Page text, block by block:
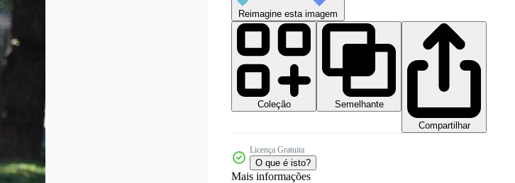
Reimagine esta imagem
Coleção
Semelhante
Compartilhar
Licença Gratuita
O que é isto?
Mais informações